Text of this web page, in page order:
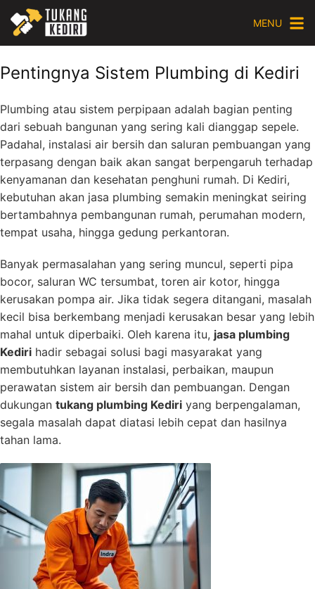
content
MENU
Pentingnya Sistem Plumbing di Kediri
Plumbing atau sistem perpipaan adalah bagian penting
dari sebuah bangunan yang sering kali dianggap sepele.
Padahal, instalasi air bersih dan saluran pembuangan yang
terpasang dengan baik akan sangat berpengaruh terhadap
kenyamanan dan kesehatan penghuni rumah. Di Kediri,
kebutuhan akan jasa plumbing semakin meningkat seiring
bertambahnya pembangunan rumah, perumahan modern,
tempat usaha, hingga gedung perkantoran.
Banyak permasalahan yang sering muncul, seperti pipa
bocor, saluran WC tersumbat, toren air kotor, hingga
kerusakan pompa air. Jika tidak segera ditangani, masalah
kecil bisa berkembang menjadi kerusakan besar yang lebih
mahal untuk diperbaiki. Oleh karena itu, jasa plumbing
Kediri hadir sebagai solusi bagi masyarakat yang
membutuhkan layanan instalasi, perbaikan, maupun
perawatan sistem air bersih dan pembuangan. Dengan
dukungan tukang plumbing Kediri yang berpengalaman,
segala masalah dapat diatasi lebih cepat dan hasilnya
tahan lama.